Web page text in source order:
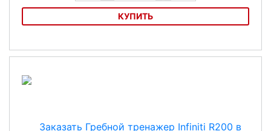
КУПИТЬ
Гребной тренажер Concept 2 model D PM3 CPT-1900